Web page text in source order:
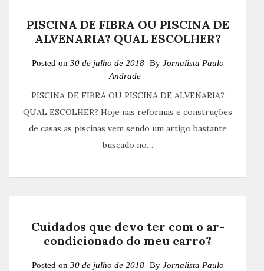
PISCINA DE FIBRA OU PISCINA DE
ALVENARIA? QUAL ESCOLHER?
Posted on 30 de julho de 2018 By Jornalista Paulo
Andrade
PISCINA DE FIBRA OU PISCINA DE ALVENARIA?
QUAL ESCOLHER? Hoje nas reformas e construções
de casas as piscinas vem sendo um artigo bastante
buscado no…
Cuidados que devo ter com o ar-
condicionado do meu carro?
Posted on 30 de julho de 2018 By Jornalista Paulo